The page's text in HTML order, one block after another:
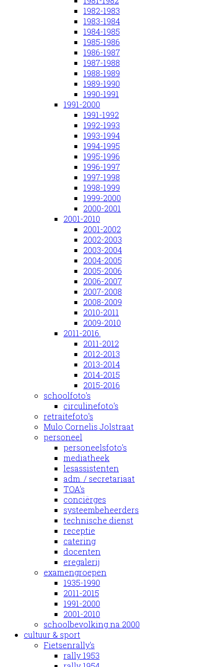
1982-1983
1983-1984
1984-1985
1985-1986
1986-1987
1987-1988
1988-1989
1989-1990
1990-1991
1991-2000
1991-1992
1992-1993
1993-1994
1994-1995
1995-1996
1996-1997
1997-1998
1998-1999
1999-2000
2000-2001
2001-2010
2001-2002
2002-2003
2003-2004
2004-2005
2005-2006
2006-2007
2007-2008
2008-2009
2010-2011
2009-2010
2011-2016.
2011-2012
2012-2013
2013-2014
2014-2015
2015-2016
schoolfoto's
circulinefoto's
retraitefoto's
Mulo Cornelis Jolstraat
personeel
personeelsfoto's
mediatheek
lesassistenten
adm. / secretariaat
TOA's
conciërges
systeembeheerders
technische dienst
receptie
catering
docenten
eregalerij
examengroepen
1935-1990
2011-2015
1991-2000
2001-2010
schoolbevolking na 2000
cultuur & sport
Fietsenrally's
rally 1953